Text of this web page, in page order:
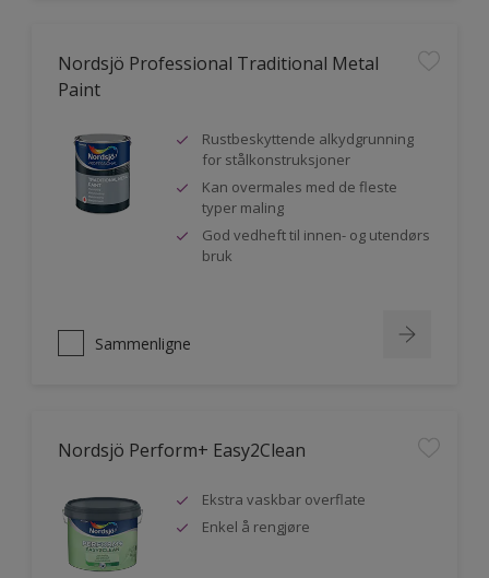
Nordsjö Professional Traditional Metal
Paint
Rustbeskyttende alkydgrunning
for stålkonstruksjoner
Kan overmales med de fleste
typer maling
God vedheft til innen- og utendørs
bruk
Sammenligne
Nordsjö Perform+ Easy2Clean
Ekstra vaskbar overflate
Enkel å rengjøre